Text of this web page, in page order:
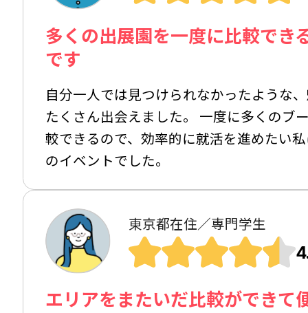
多くの出展園を一度に比較でき
です
自分一人では見つけられなかったような
たくさん出会えました。 一度に多くのブ
較できるので、効率的に就活を進めたい
のイベントでした。
東京都在住／専門学生
エリアをまたいだ比較ができて